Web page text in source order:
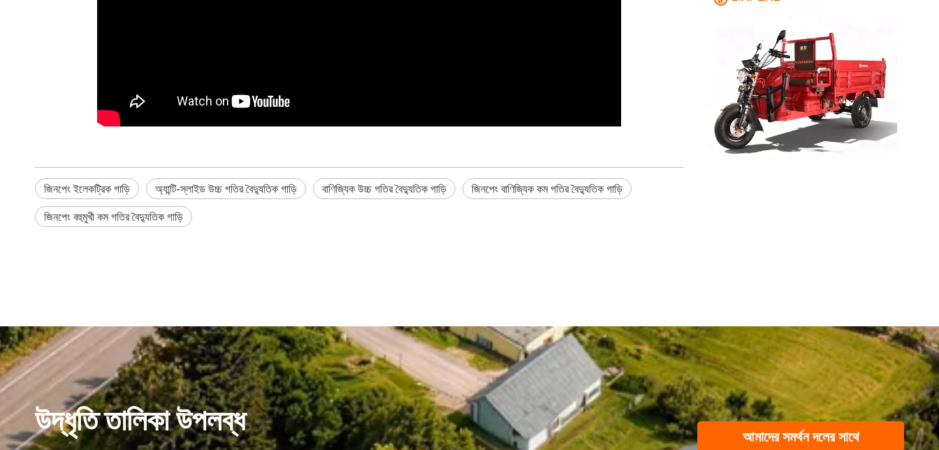
জিনপেং ইলেকট্রিক গাড়ি অ্যান্টি-স্লাইড উচ্চ গতির বৈদ্যুতিক গাড়ি বাণিজ্যিক উচ্চ গতির বৈদ্যুতিক গাড়ি
জিনপেং বাণিজ্যিক কম গতির বৈদ্যুতিক গাড়ি
জিনপেং বহুমুখী কম গতির বৈদ্যুতিক গাড়ি
সিল্ক রোড ধরে নতুন যাত্রা | জেপি গ্রুপ নবম চীন-ইউরেশিয়া এক্সপোতে আত্মপ্রকাশ করেছে
জুন মাসে তিয়ানশান পর্বতমালার নীচে, মিষ্টি ফল বাতাসে ভরে
উদ্ধৃতি তালিকা উপলব্ধ
আমাদের সমর্থন দলের সাথে